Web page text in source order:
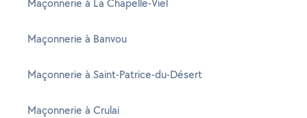
Maçonnerie à La Chapelle-Viel
Maçonnerie à Banvou
Maçonnerie à Saint-Patrice-du-Désert
Maçonnerie à Crulai